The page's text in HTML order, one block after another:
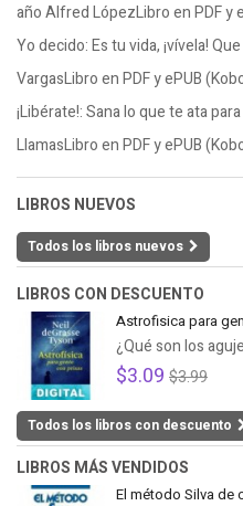
año Alfred LópezLibro en PDF y
Yo decido: Es tu vida, ¡vívela!
VargasLibro en PDF y ePUB
¡Libérate!: Sana lo que te ata
LlamasLibro en PDF y ePUB
LIBROS NUEVOS
Todos los libros nuevos
LIBROS CON DESCUENTO
Astrofisica para
¿Qué son los
$3.09 $3.99
Todos los libros con descuento
LIBROS MÁS VENDIDOS
El método Silva de